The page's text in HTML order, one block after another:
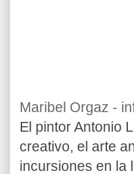
Maribel Orgaz -
El pintor Antonio
creativo, el arte
incursiones en la